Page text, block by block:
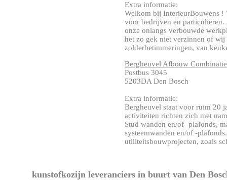
Extra informatie:
Welkom bij InterieurBouwens
voor bedrijven en particulieren.
onze onlangs verbouwde
het zo gek niet verzinnen of
zolderbetimmeringen, van
Bergheuvel Afbouw
Postbus 3045
5203DA Den Bosch
Extra informatie:
Bergheuvel staat voor ruim 20
activiteiten richten zich met
Stud wanden en/of -plafonds,
systeemwanden en/of -
utiliteitsbouwprojecten, zoals
kunstofkozijn leveranciers in buurt van Den